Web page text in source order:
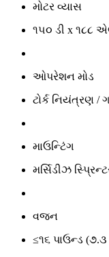
મોટર વ્યાસ
૧૫૦ ડી x ૧૮૮
ઓપરેશન મોડ
ટોર્ક નિયંત્રણ /
માઉન્ટિંગ
મર્સિડીઝ
વજન
≤૧૬ પાઉન્ડ (૭.૩